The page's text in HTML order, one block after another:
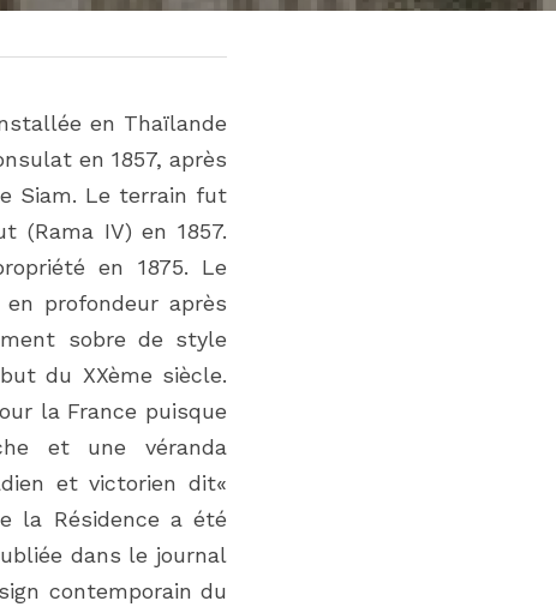
en Thaïlande
en 1857, après
Siam. Le terrain fut
(Rama IV) en 1857.
en 1875. Le
profondeur après
sobre de style
du XXème siècle.
la France puisque
et une véranda
et victorien dit«
la Résidence a été
dans le journal
contemporain du